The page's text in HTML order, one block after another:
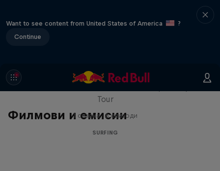
Want to see content from United States of America
?
Continue
Филмови и емисии
WSL Replay
Tour
1 сезона · 6 епизоди
SURFING